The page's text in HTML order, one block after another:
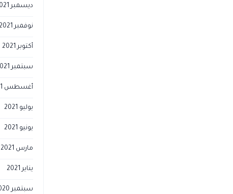
ديسمبر 2021
نوفمبر 2021
أكتوبر 2021
سبتمبر 2021
أغسطس 2021
يوليو 2021
يونيو 2021
مارس 2021
يناير 2021
سبتمبر 2020